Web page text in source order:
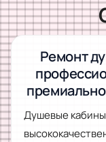
Ремонт
Душевые